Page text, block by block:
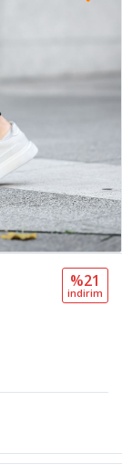
%21
i̇ndi̇ri̇m